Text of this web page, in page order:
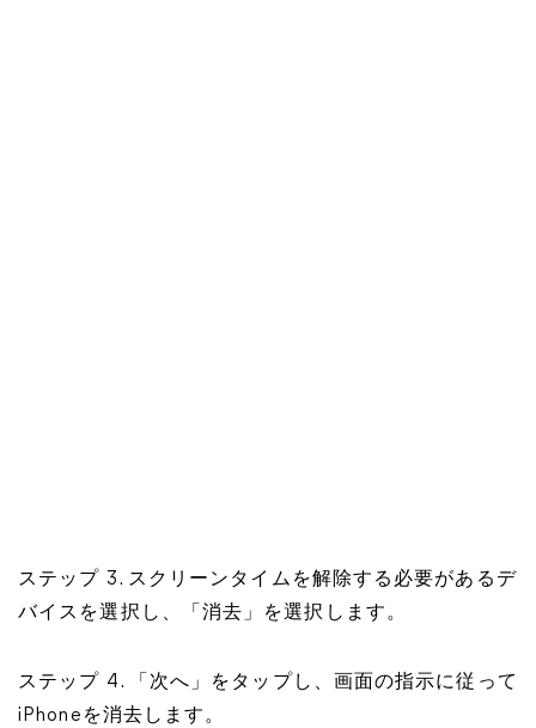
ステップ 3. スクリーンタイムを解除する必要があるデ
バイスを選択し、「消去」を選択します。
ステップ 4. 「次へ」をタップし、画面の指示に従って
iPhoneを消去します。